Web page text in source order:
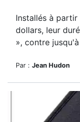
Installés à
dollars, leur
», contre
Par : Jean Hudon